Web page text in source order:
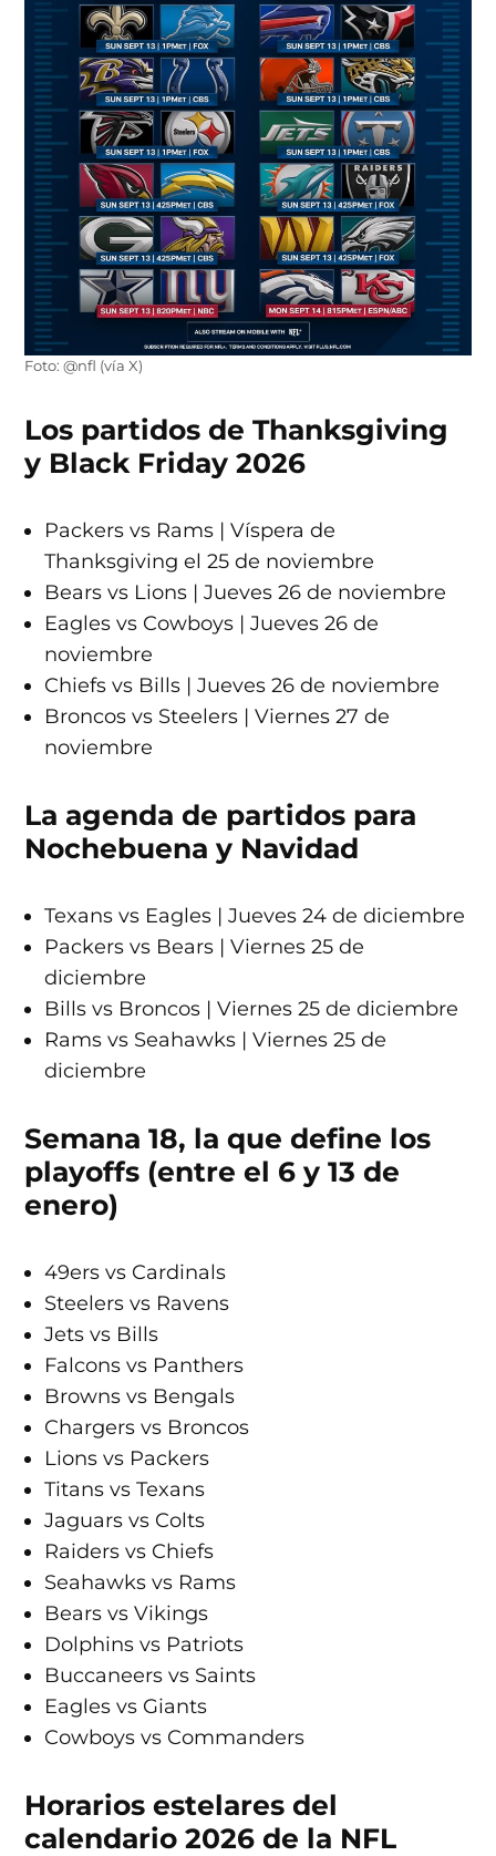
Foto: @nfl (vía X)
Los partidos de Thanksgiving
y Black Friday 2026
Packers vs Rams | Víspera de
Thanksgiving el 25 de noviembre
Bears vs Lions | Jueves 26 de noviembre
Eagles vs Cowboys | Jueves 26 de
noviembre
Chiefs vs Bills | Jueves 26 de noviembre
Broncos vs Steelers | Viernes 27 de
noviembre
La agenda de partidos para
Nochebuena y Navidad
Texans vs Eagles | Jueves 24 de diciembre
Packers vs Bears | Viernes 25 de
diciembre
Bills vs Broncos | Viernes 25 de diciembre
Rams vs Seahawks | Viernes 25 de
diciembre
Semana 18, la que define los
playoffs (entre el 6 y 13 de
enero)
49ers vs Cardinals
Steelers vs Ravens
Jets vs Bills
Falcons vs Panthers
Browns vs Bengals
Chargers vs Broncos
Lions vs Packers
Titans vs Texans
Jaguars vs Colts
Raiders vs Chiefs
Seahawks vs Rams
Bears vs Vikings
Dolphins vs Patriots
Buccaneers vs Saints
Eagles vs Giants
Cowboys vs Commanders
Horarios estelares del
calendario 2026 de la NFL